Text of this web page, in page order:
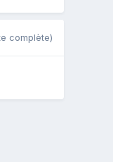
complète)